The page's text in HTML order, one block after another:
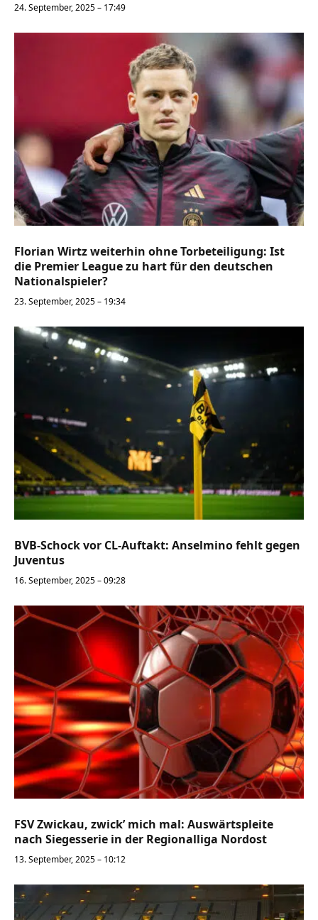
24. September, 2025 – 17:49
Florian Wirtz weiterhin ohne Torbeteiligung: Ist
die Premier League zu hart für den deutschen
Nationalspieler?
23. September, 2025 – 19:34
BVB-Schock vor CL-Auftakt: Anselmino fehlt gegen
Juventus
16. September, 2025 – 09:28
FSV Zwickau, zwick’ mich mal: Auswärtspleite
nach Siegesserie in der Regionalliga Nordost
13. September, 2025 – 10:12